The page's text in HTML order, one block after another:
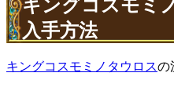
キングコスモミ
入手方法
キングコスモミノタウロスの